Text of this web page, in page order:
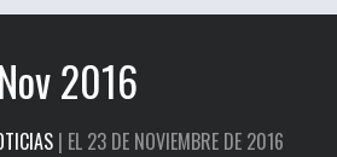
2016
| EL 23 DE NOVIEMBRE DE 2016